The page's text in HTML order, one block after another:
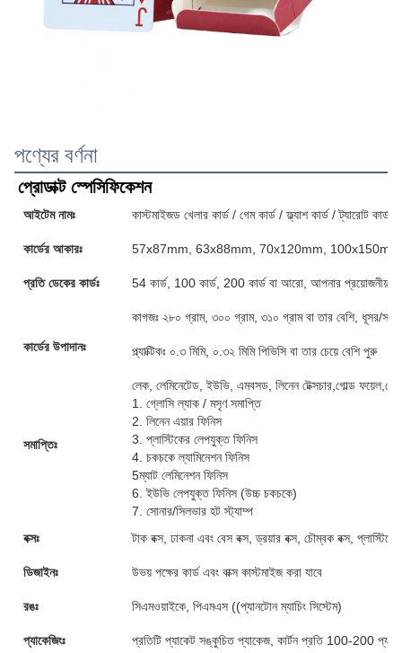
পণ্যের বর্ণনা
প্রোডাক্ট স্পেসিফিকেশন
আইটেম নামঃ কাস্টমাইজড খেলার কার্ড / গেম কার্ড / ফ্ল্যাশ কার্ড / ট্যারোট কার্ড /
কার্ডের আকারঃ 57x87mm, 63x88mm, 70x120mm, 100x150mm
প্রতি ডেকের কার্ডঃ 54 কার্ড, 100 কার্ড, 200 কার্ড বা আরো, আপনার প্রয়োজনীয়তা
কার্ডের উপাদানঃ
কাগজঃ ২৮০ গ্রাম, ৩০০ গ্রাম, ৩১০ গ্রাম বা তার বেশি, ধূসর/
প্ল্যাক্টিকঃ ০.৩ মিমি, ০.৩২ মিমি পিভিসি বা তার চেয়ে বেশি পুরু
সমাপ্তিঃ
লেক, লেমিনেটেড, ইউভি, এমবসড, লিনেন টেক্সচার,গোল্ড
1. গ্লোসি ল্যাক / মসৃণ সমাপ্তি
2. লিনেন এয়ার ফিনিস
3. প্লাস্টিকের লেপযুক্ত ফিনিস
4. চকচকে ল্যামিনেশন ফিনিস
5ম্যাট লেমিনেশন ফিনিস
6. ইউভি লেপযুক্ত ফিনিস (উচ্চ চকচকে)
7. সোনার/সিলভার হট স্ট্যাম্প
বক্সঃ
টাক বক্স, ঢাকনা এবং বেস বক্স, ড্রয়ার বক্স, চৌম্বক বক্স,
ডিজাইনঃ উভয় পক্ষের কার্ড এবং বাক্স কাস্টমাইজ করা যাবে
রঙঃ সিএমওয়াইকে, পিএমএস ((প্যানটোন ম্যাচিং সিস্টেম)
প্যাকেজিংঃ প্রতিটি প্যাকেট সঙ্কুচিত প্যাকেজ, কার্টন প্রতি 100-200